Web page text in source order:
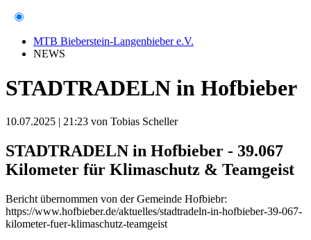
MTB Bieberstein-Langenbieber e.V.
NEWS
STADTRADELN in Hofbieber
10.07.2025 | 21:23 von Tobias Scheller
STADTRADELN in Hofbieber - 39.067
Kilometer für Klimaschutz & Teamgeist
Bericht übernommen von der Gemeinde Hofbiebr:
https://www.hofbieber.de/aktuelles/stadtradeln-in-hofbieber-39-067-
kilometer-fuer-klimaschutz-teamgeist